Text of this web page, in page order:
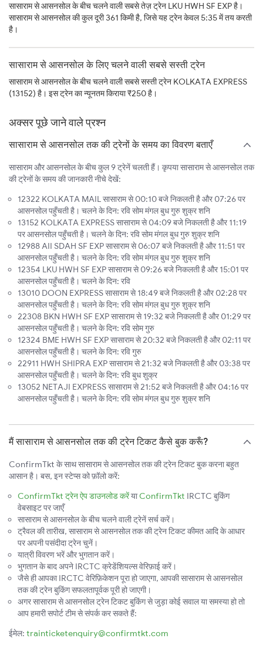
सासाराम से आसनसोल के बीच चलने वाली सबसे तेज़ ट्रेन LKU HWH SF EXP है।
सासाराम से आसनसोल की कुल दूरी 361 किमी है, जिसे यह ट्रेन केवल 5:35 में तय करती
है।
सासाराम से आसनसोल के लिए चलने वाली सबसे सस्ती ट्रेन
सासाराम से आसनसोल के बीच चलने वाली सबसे सस्ती ट्रेन KOLKATA EXPRESS
(13152) है। इस ट्रेन का न्यूनतम किराया ₹250 है।
अक्सर पूछे जाने वाले प्रश्न
सासाराम से आसनसोल तक की ट्रेनों के समय का विवरण बताएँ
सासाराम और आसनसोल के बीच कुल 9 ट्रेनें चलती हैं। कृपया सासाराम से आसनसोल तक
की ट्रेनों के समय की जानकारी नीचे देखें:
12322 KOLKATA MAIL सासाराम से 00:10 बजे निकलती है और 07:26 पर
आसनसोल पहुँचती है। चलने के दिन: रवि सोम मंगल बुध गुरु शुक्र शनि
13152 KOLKATA EXPRESS सासाराम से 04:09 बजे निकलती है और 11:19
पर आसनसोल पहुँचती है। चलने के दिन: रवि सोम मंगल बुध गुरु शुक्र शनि
12988 AII SDAH SF EXP सासाराम से 06:07 बजे निकलती है और 11:51 पर
आसनसोल पहुँचती है। चलने के दिन: रवि सोम मंगल बुध गुरु शुक्र शनि
12354 LKU HWH SF EXP सासाराम से 09:26 बजे निकलती है और 15:01 पर
आसनसोल पहुँचती है। चलने के दिन: रवि
13010 DOON EXPRESS सासाराम से 18:49 बजे निकलती है और 02:28 पर
आसनसोल पहुँचती है। चलने के दिन: रवि सोम मंगल बुध गुरु शुक्र शनि
22308 BKN HWH SF EXP सासाराम से 19:32 बजे निकलती है और 01:29 पर
आसनसोल पहुँचती है। चलने के दिन: रवि सोम गुरु
12324 BME HWH SF EXP सासाराम से 20:32 बजे निकलती है और 02:11 पर
आसनसोल पहुँचती है। चलने के दिन: रवि गुरु
22911 HWH SHIPRA EXP सासाराम से 21:32 बजे निकलती है और 03:38 पर
आसनसोल पहुँचती है। चलने के दिन: रवि बुध शुक्र
13052 NETAJI EXPRESS सासाराम से 21:52 बजे निकलती है और 04:16 पर
आसनसोल पहुँचती है। चलने के दिन: रवि सोम मंगल बुध गुरु शुक्र शनि
मैं सासाराम से आसनसोल तक की ट्रेन टिकट कैसे बुक करूँ?
ConfirmTkt के साथ सासाराम से आसनसोल तक की ट्रेन टिकट बुक करना बहुत
आसान है। बस, इन स्टेप्स को फ़ॉलो करें:
ConfirmTkt ट्रेन ऐप डाउनलोड करेंयाConfirmTkt IRCTC बुकिंग
वेबसाइट पर जाएँ
सासाराम से आसनसोल के बीच चलने वाली ट्रेनें सर्च करें।
ट्रैवल की तारीख, सासाराम से आसनसोल तक की ट्रेन टिकट कीमत आदि के आधार
पर अपनी पसंदीदा ट्रेन चुनें।
यात्री विवरण भरें और भुगतान करें।
भुगतान के बाद अपने IRCTC क्रेडेंशियल्स वेरिफ़ाई करें।
जैसे ही आपका IRCTC वेरिफ़िकेशन पूरा हो जाएगा, आपकी सासाराम से आसनसोल
तक की ट्रेन बुकिंग सफलतापूर्वक पूरी हो जाएगी।
अगर सासाराम से आसनसोल ट्रेन टिकट बुकिंग से जुड़ा कोई सवाल या समस्या हो तो
आप हमारी सपोर्ट टीम से संपर्क कर सकते हैं:
ईमेल: trainticketenquiry@confirmtkt.com